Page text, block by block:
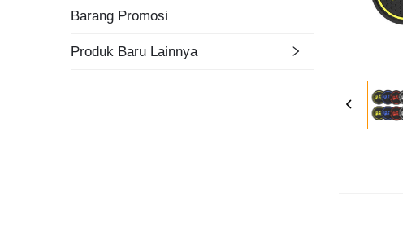
Barang Promosi
Produk Baru Lainnya